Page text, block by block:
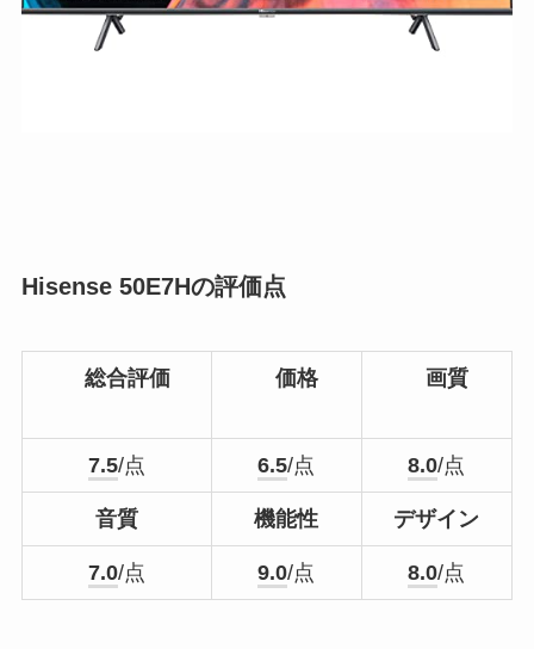
Hisense 50E7Hの評価点
総合評価 価格 画質
7.5/点 6.5/点 8.0/点
音質 機能性 デザイン
7.0/点 9.0/点 8.0/点